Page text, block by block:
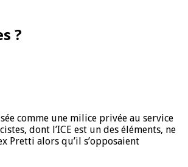
?
comme une milice privée au service
dont l’ICE est un des éléments, ne
Pretti alors qu’il s’opposaient